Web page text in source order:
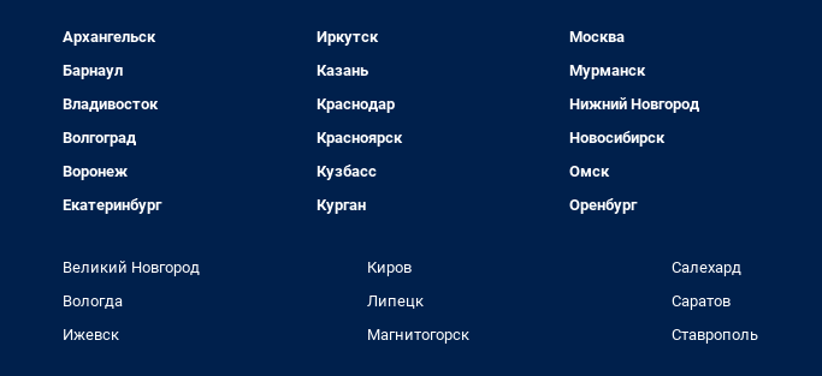
Архангельск
Барнаул
Владивосток
Волгоград
Воронеж
Екатеринбург
Иркутск
Казань
Краснодар
Красноярск
Кузбасс
Курган
Москва
Мурманск
Нижний Новгород
Новосибирск
Омск
Оренбург
Великий Новгород
Вологда
Ижевск
Киров
Липецк
Магнитогорск
Салехард
Саратов
Ставрополь